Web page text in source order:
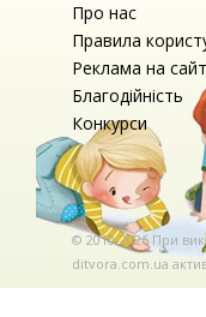
Про нас
Правила
Реклама на
Благодійність
Конкурси
© 2010-2026 При
ditvora.com.ua